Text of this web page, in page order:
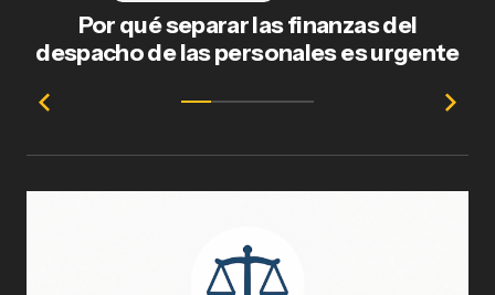
Por qué separar las finanzas del
despacho de las personales es urgente